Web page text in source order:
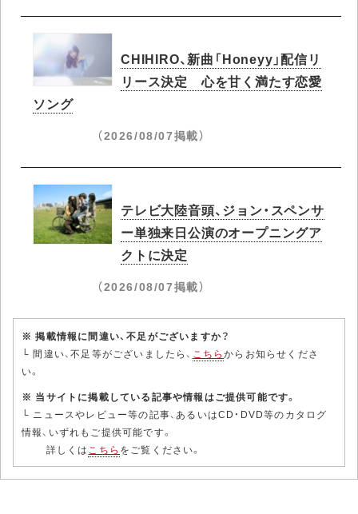
CHIHIRO、新曲「Honeyy」配信リ
リース決定 心を甘く満たす恋愛
ソング
（2026/08/07掲載）
テレビ大陸音頭、ジョン・スペンサ
ー単独来日公演のオープニングア
クトに決定
（2026/08/07掲載）
※ 掲載情報に間違い、不足がございますか？
└ 間違い、不足等がございましたら、 こちらからお知らせくださ
い。
※ 当サイトに掲載している記事や情報はご提供可能です。
└ ニュースやレビュー等の記事、あるいはCD・DVD等のカタログ
情報、いずれもご提供可能です。
詳しくはこちら をご覧ください。